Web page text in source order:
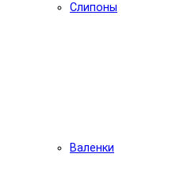
Слипоны
Валенки